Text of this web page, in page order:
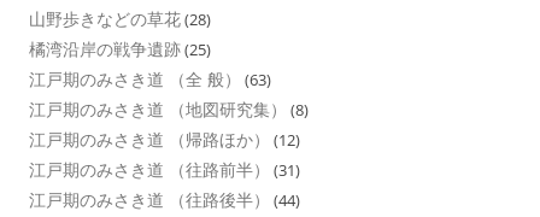
山野歩きなどの草花(28)
橘湾沿岸の戦争遺跡(25)
江戸期のみさき道 （全 般） (63)
江戸期のみさき道 （地図研究集） (8)
江戸期のみさき道 （帰路ほか） (12)
江戸期のみさき道 （往路前半） (31)
江戸期のみさき道 （往路後半） (44)